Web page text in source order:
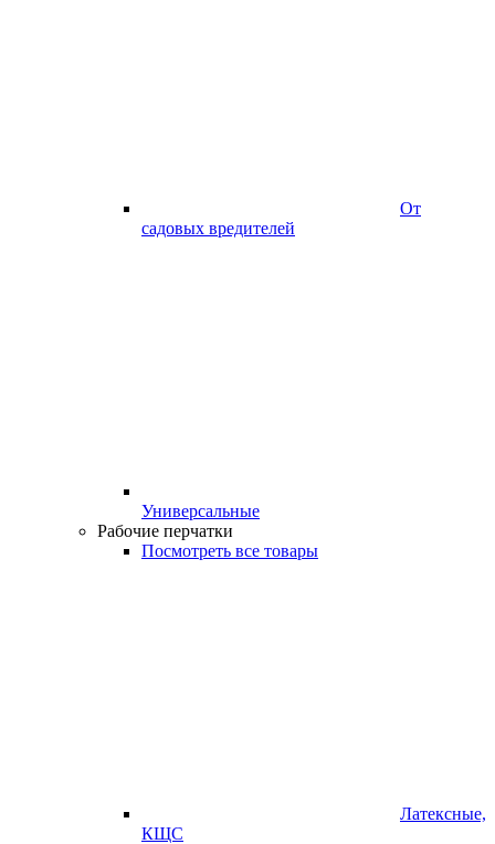
От
садовых вредителей
Универсальные
Рабочие перчатки
Посмотреть все товары
Латексные,
КЩС